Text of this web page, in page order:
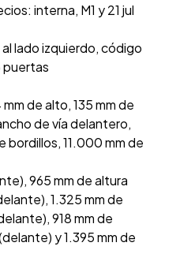
interna, M1 y 21 jul
lado izquierdo, código
puertas
de alto, 135 mm de
de vía delantero,
bordillos, 11.000 mm de
965 mm de altura
1.325 mm de
918 mm de
y 1.395 mm de